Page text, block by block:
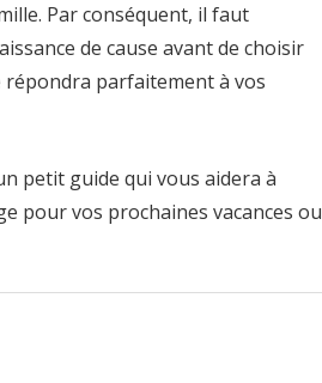
Par conséquent, il faut
de cause avant de choisir
répondra parfaitement à vos
petit guide qui vous aidera à
pour vos prochaines vacances ou